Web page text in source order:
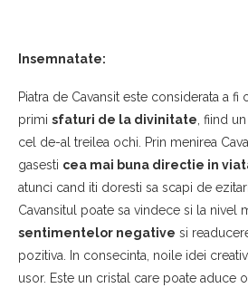
Insemnatate:
Piatra de Cavansit este considerata a
primi sfaturi de la divinitate , fiind
cel de-al treilea ochi. Prin menirea
gasesti cea mai buna directie in
atunci cand iti doresti sa scapi de
Cavansitul poate sa vindece si la nivel
sentimentelor negative si
pozitiva. In consecinta, noile idei
usor. Este un cristal care poate aduce o